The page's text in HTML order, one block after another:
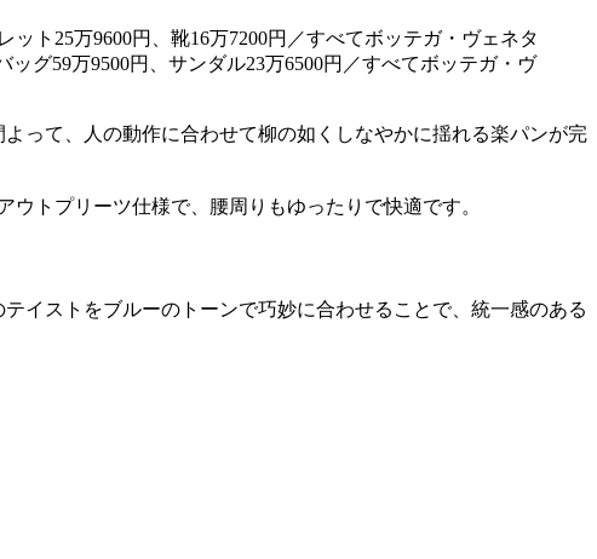
ト25万9600円、靴16万7200円／すべてボッテガ・ヴェネタ
グ59万9500円、サンダル23万6500円／すべてボッテガ・ヴ
って、人の動作に合わせて柳の如くしなやかに揺れる楽パンが完
トプリーツ仕様で、腰周りもゆったりで快適です。
イストをブルーのトーンで巧妙に合わせることで、統一感のある